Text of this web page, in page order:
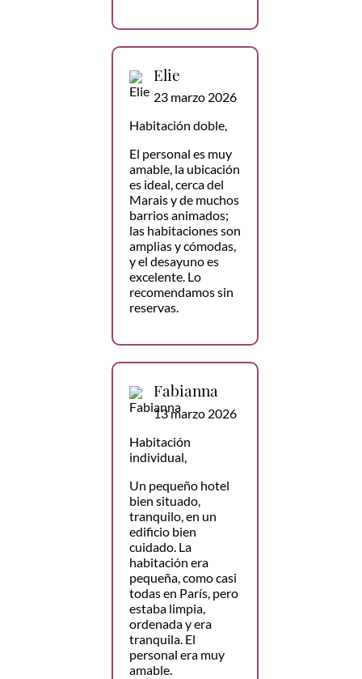
Elie
23 marzo 2026
Habitación doble,
El personal es muy
amable, la ubicación
es ideal, cerca del
Marais y de muchos
barrios animados;
las habitaciones son
amplias y cómodas,
y el desayuno es
excelente. Lo
recomendamos sin
reservas.
Fabianna
13 marzo 2026
Habitación
individual,
Un pequeño hotel
bien situado,
tranquilo, en un
edificio bien
cuidado. La
habitación era
pequeña, como casi
todas en París, pero
estaba limpia,
ordenada y era
tranquila. El
personal era muy
amable.